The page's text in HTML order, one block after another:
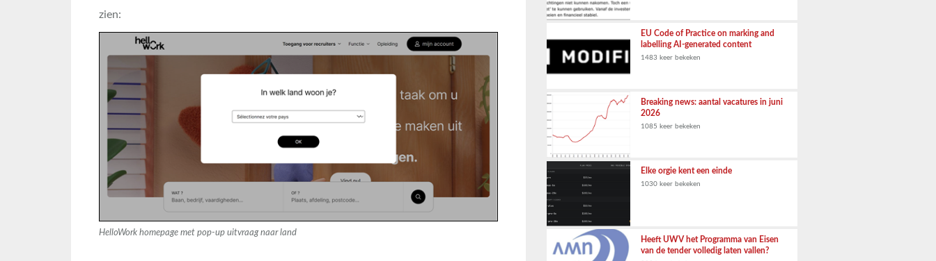
zien:
HelloWork homepage met pop-up uitvraag naar land
EU Code of Practice on marking and
labelling AI-generated content
1483 keer bekeken
Breaking news: aantal vacatures in juni
2026
1085 keer bekeken
Elke orgie kent een einde
1030 keer bekeken
Heeft UWV het Programma van Eisen
van de tender volledig laten vallen?